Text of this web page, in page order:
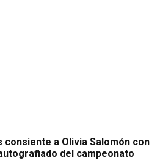
consiente a Olivia Salomón con
del campeonato